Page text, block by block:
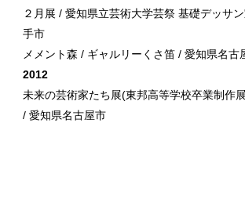
２月展 / 愛知県立芸術大学芸祭 基礎デッサ
手市
メメント森 / ギャルリーくさ笛 / 愛知県名古
2012
未来の芸術家たち展(東邦高等学校卒業制作
/ 愛知県名古屋市